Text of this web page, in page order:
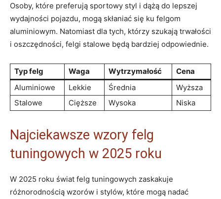
Osoby, które preferują sportowy styl i dążą do lepszej
wydajności pojazdu, mogą skłaniać się ku felgom
aluminiowym. Natomiast dla tych, którzy szukają trwałości
i oszczędności, felgi stalowe będą bardziej odpowiednie.
Typ felg Waga Wytrzymałość
Cena
Aluminiowe
Lekkie Średnia
Wyższa
Stalowe
Cięższe Wysoka Niska
Najciekawsze wzory felg
tuningowych w 2025 roku
W 2025 roku świat felg tuningowych zaskakuje
różnorodnością wzorów i stylów, które mogą nadać